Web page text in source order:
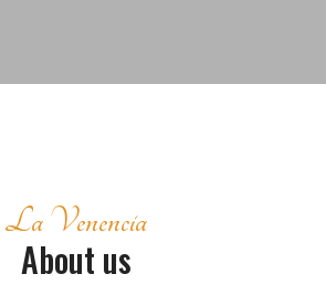
La Venencia
About us